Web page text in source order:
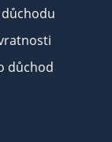
důchod